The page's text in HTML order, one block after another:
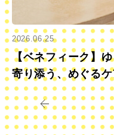
2026.06.25
【ベネフィーク】
寄り添う、めぐる
きに